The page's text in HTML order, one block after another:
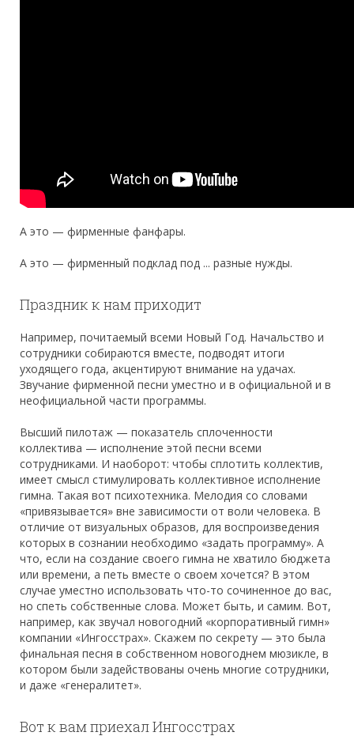
А это — фирменные фанфары.
А это — фирменный подклад под ... разные нужды.
Праздник к нам приходит
Например, почитаемый всеми Новый Год. Начальство и
сотрудники собираются вместе, подводят итоги
уходящего года, акцентируют внимание на удачах.
Звучание фирменной песни уместно и в официальной и в
неофициальной части программы.
Высший пилотаж — показатель сплоченности
коллектива — исполнение этой песни всеми
сотрудниками. И наоборот: чтобы сплотить коллектив,
имеет смысл стимулировать коллективное исполнение
гимна. Такая вот психотехника. Мелодия со словами
«привязывается» вне зависимости от воли человека. В
отличие от визуальных образов, для воспроизведения
которых в сознании необходимо «задать программу». А
что, если на создание своего гимна не хватило бюджета
или времени, а петь вместе о своем хочется? В этом
случае уместно использовать что-то сочиненное до вас,
но спеть собственные слова. Может быть, и самим. Вот,
например, как звучал новогодний «корпоративный гимн»
компании «Ингосстрах». Скажем по секрету — это была
финальная песня в собственном новогоднем мюзикле, в
котором были задействованы очень многие сотрудники,
и даже «генералитет».
Вот к вам приехал Ингосстрах